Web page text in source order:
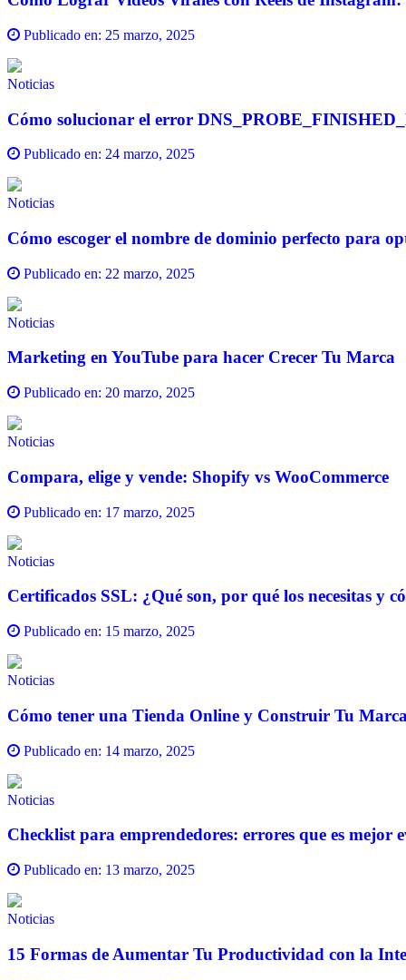
Publicado en: 25 marzo, 2025
Noticias
Cómo solucionar el error
Publicado en: 24 marzo, 2025
Noticias
Cómo escoger el nombre de dominio perfecto para
Publicado en: 22 marzo, 2025
Noticias
Marketing en YouTube para hacer Crecer Tu Marca
Publicado en: 20 marzo, 2025
Noticias
Compara, elige y vende: Shopify vs WooCommerce
Publicado en: 17 marzo, 2025
Noticias
Certificados SSL: ¿Qué son, por qué los necesitas y
Publicado en: 15 marzo, 2025
Noticias
Cómo tener una Tienda Online y Construir Tu
Publicado en: 14 marzo, 2025
Noticias
Checklist para emprendedores: errores que es mejor
Publicado en: 13 marzo, 2025
Noticias
15 Formas de Aumentar Tu Productividad con la